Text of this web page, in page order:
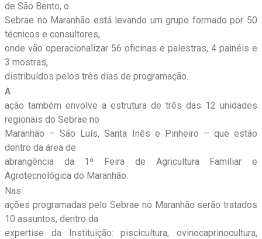
de São Bento, o
Sebrae no Maranhão está levando um grupo formado por 50
técnicos e consultores,
onde vão operacionalizar 56 oficinas e palestras, 4 painéis e
3 mostras,
distribuídos pelos três dias de programação.
A
ação também envolve a estrutura de três das 12 unidades
regionais do Sebrae no
Maranhão – São Luís, Santa Inês e Pinheiro – que estão
dentro da área de
abrangência da 1º Feira de Agricultura Familiar e
Agrotecnológica do Maranhão.
Nas
ações programadas pelo Sebrae no Maranhão serão tratados
10 assuntos, dentro da
expertise da Instituição: piscicultura, ovinocaprinocultura,